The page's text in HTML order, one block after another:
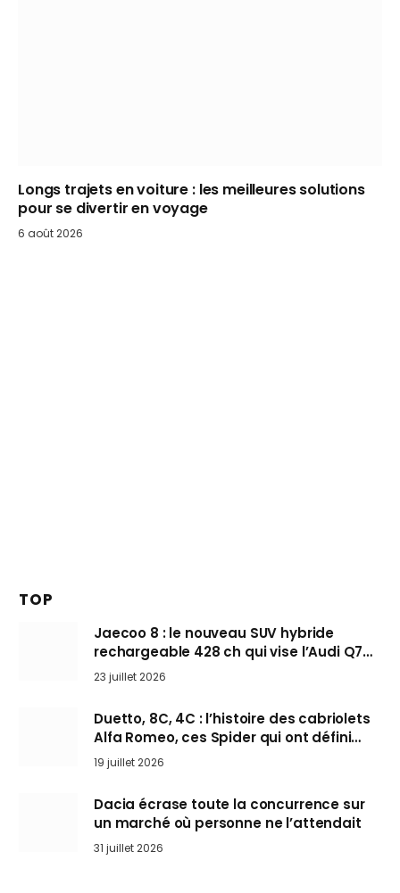
Longs trajets en voiture : les meilleures solutions
pour se divertir en voyage
6 août 2026
TOP
Jaecoo 8 : le nouveau SUV hybride
rechargeable 428 ch qui vise l’Audi Q7
arrive en Europe cet automne
23 juillet 2026
Duetto, 8C, 4C : l’histoire des cabriolets
Alfa Romeo, ces Spider qui ont défini
l’art de rouler cheveux au vent
19 juillet 2026
Dacia écrase toute la concurrence sur
un marché où personne ne l’attendait
31 juillet 2026